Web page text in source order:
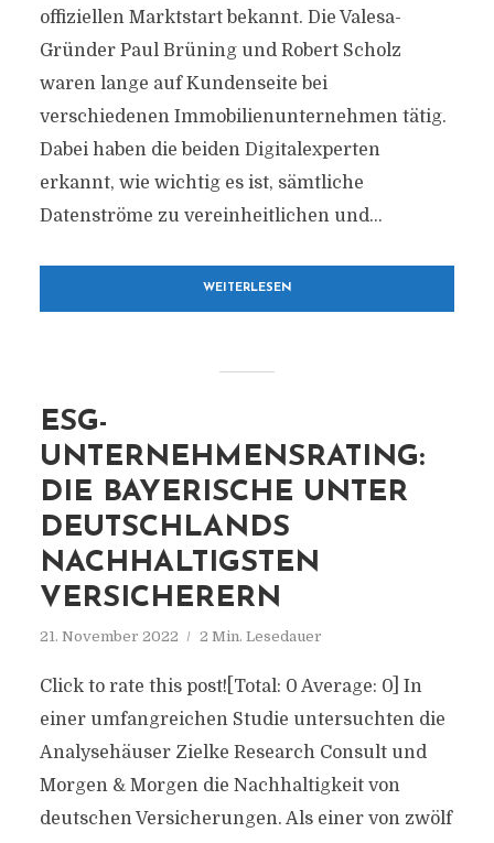
offiziellen Marktstart bekannt. Die Valesa-
Gründer Paul Brüning und Robert Scholz
waren lange auf Kundenseite bei
verschiedenen Immobilienunternehmen tätig.
Dabei haben die beiden Digitalexperten
erkannt, wie wichtig es ist, sämtliche
Datenströme zu vereinheitlichen und...
WEITERLESEN
ESG-
UNTERNEHMENSRATING:
DIE BAYERISCHE UNTER
DEUTSCHLANDS
NACHHALTIGSTEN
VERSICHERERN
21. November 2022 2 Min. Lesedauer
Click to rate this post![Total: 0 Average: 0] In
einer umfangreichen Studie untersuchten die
Analysehäuser Zielke Research Consult und
Morgen & Morgen die Nachhaltigkeit von
deutschen Versicherungen. Als einer von zwölf